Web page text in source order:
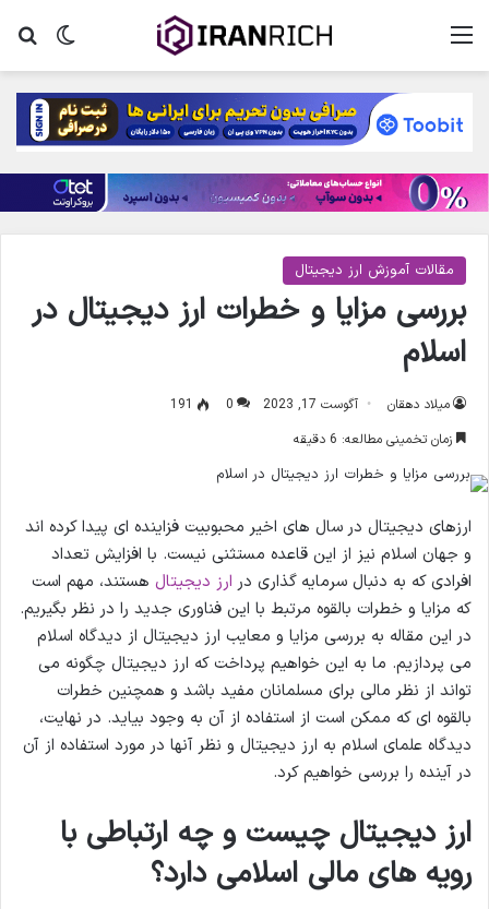
تغییر منو
مقالات آموزش ارز دیجیتال
بررسی مزایا و خطرات ارز دیجیتال در
اسلام
میلاد دهقان آگوست 17, 2023 0
191
زمان تخمینی مطالعه: 6 دقیقه
ارزهای دیجیتال در سال های اخیر محبوبیت فزاینده ای پیدا کرده اند
و جهان اسلام نیز از این قاعده مستثنی نیست. با افزایش تعداد
افرادی که به دنبال سرمایه گذاری در ارز دیجیتال هستند، مهم است
که مزایا و خطرات بالقوه مرتبط با این فناوری جدید را در نظر بگیریم.
در این مقاله به بررسی مزایا و معایب ارز دیجیتال از دیدگاه اسلام
می پردازیم. ما به این خواهیم پرداخت که ارز دیجیتال چگونه می
تواند از نظر مالی برای مسلمانان مفید باشد و همچنین خطرات
بالقوه ای که ممکن است از استفاده از آن به وجود بیاید. در نهایت،
دیدگاه علمای اسلام به ارز دیجیتال و نظر آنها در مورد استفاده از آن
در آینده را بررسی خواهیم کرد.
ارز دیجیتال چیست و چه ارتباطی با
رویه های مالی اسلامی دارد؟